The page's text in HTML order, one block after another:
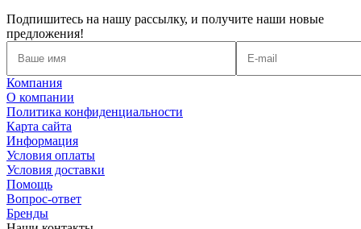
Подпишитесь на нашу рассылку, и получите наши новые
предложения!
Компания
О компании
Политика конфиденциальности
Карта сайта
Информация
Условия оплаты
Условия доставки
Помощь
Вопрос-ответ
Бренды